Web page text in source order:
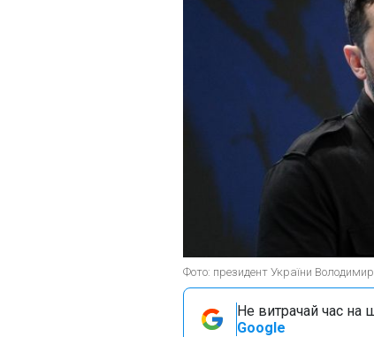
Фото: президент України
Не витрачай час на
Google